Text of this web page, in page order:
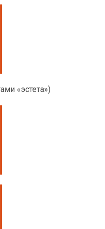
«эстета»)